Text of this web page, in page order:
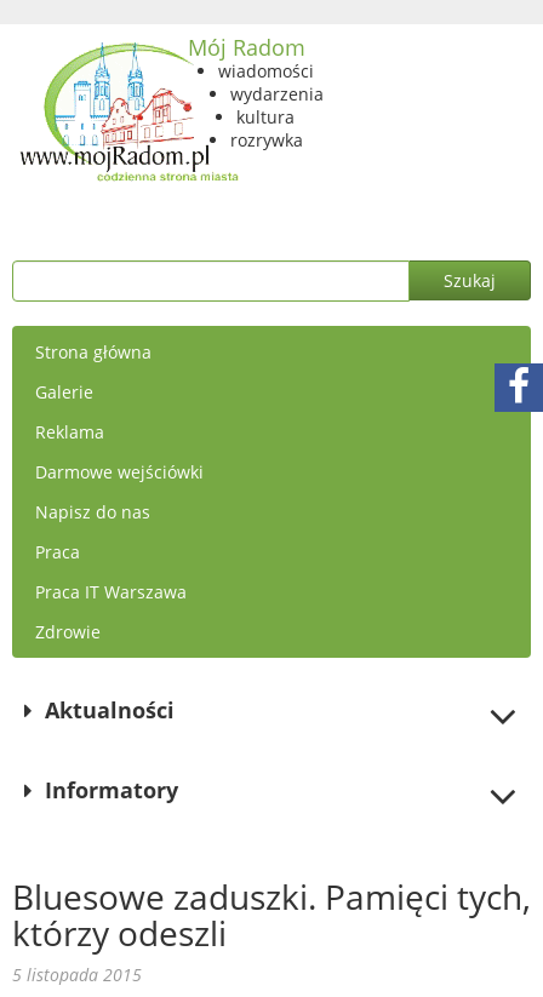
Mój Radom
wiadomości
wydarzenia
kultura
rozrywka
Strona główna
Galerie
Reklama
Darmowe wejściówki
Napisz do nas
Praca
Praca IT Warszawa
Zdrowie
Aktualności
Informatory
Bluesowe zaduszki. Pamięci tych,
którzy odeszli
5 listopada 2015